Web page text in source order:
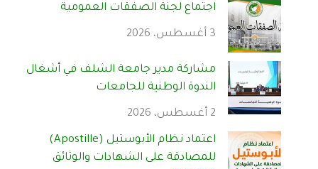
اجتماع لجنة الصفقات العمومية
3 أغسطس، 2026
مشاركة مدير جامعة الشلف في أشغال
الندوة الوطنية للجامعات
2 أغسطس، 2026
اعتماد نظام الأبوستيل (Apostille)
للمصادقة على الشهادات والوثائق